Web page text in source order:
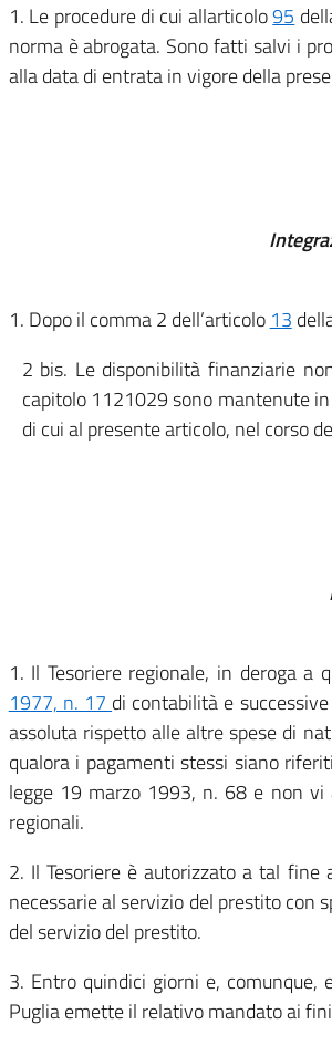
1. Le procedure di cui allarticolo95
norma è abrogata. Sono fatti salvi i
alla data di entrata in vigore della
1. Dopo il comma 2 dell’articolo 13
2 bis. Le disponibilità finanziarie
capitolo 1121029 sono mantenute
di cui al presente articolo, nel corso
1. Il Tesoriere regionale, in deroga a
1977, n. 17 di contabilità e
assoluta rispetto alle altre spese di
qualora i pagamenti stessi siano
legge 19 marzo 1993, n. 68 e non vi
regionali.
2. Il Tesoriere è autorizzato a tal fine
necessarie al servizio del prestito con
del servizio del prestito.
3. Entro quindici giorni e,
Puglia emette il relativo mandato ai